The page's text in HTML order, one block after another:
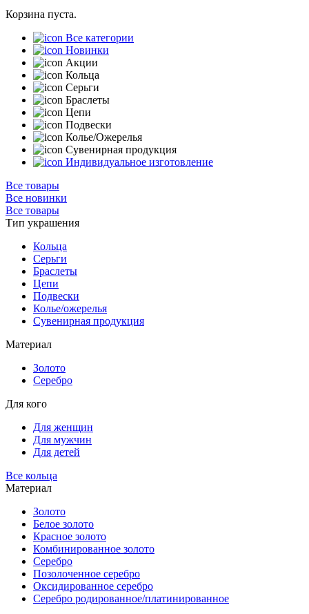
Корзина пуста.
Все категории
Новинки
Акции
Кольца
Серьги
Браслеты
Цепи
Подвески
Колье/Ожерелья
Сувенирная продукция
Индивидуальное изготовление
Все товары
Все новинки
Все товары
Тип украшения
Кольца
Серьги
Браслеты
Цепи
Подвески
Колье/ожерелья
Сувенирная продукция
Материал
Золото
Серебро
Для кого
Для женщин
Для мужчин
Для детей
Все кольца
Материал
Золото
Белое золото
Красное золото
Комбинированное золото
Серебро
Позолоченное серебро
Оксидированное серебро
Серебро родированное/платинированное